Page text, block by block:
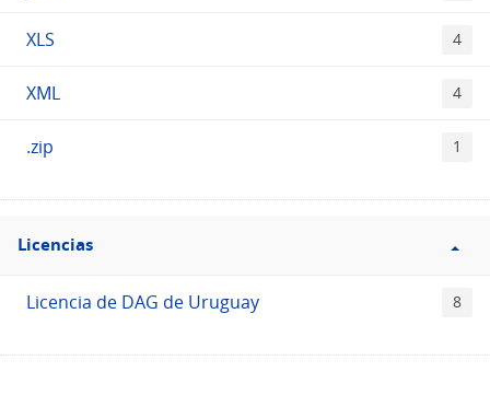
XLS 4
XML 4
.zip 1
Filtro
Licencias
Licencias
Licencia de DAG de Uruguay 8